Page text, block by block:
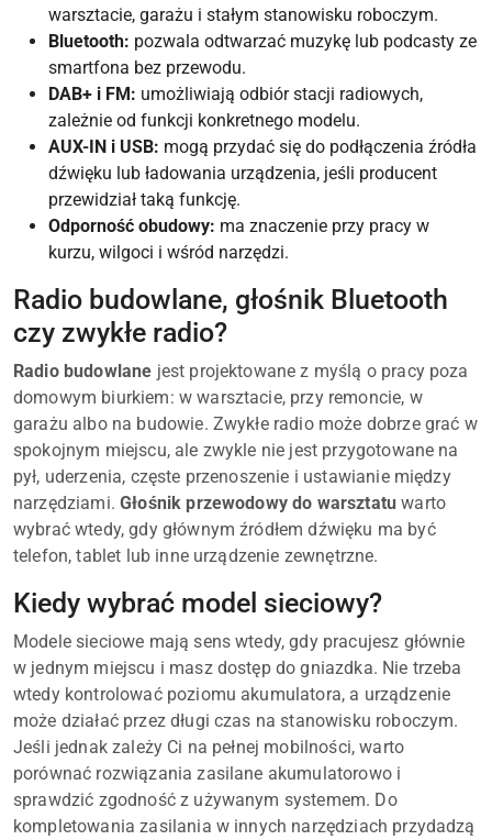
warsztacie, garażu i stałym stanowisku roboczym.
Bluetooth: pozwala odtwarzać muzykę lub podcasty ze
smartfona bez przewodu.
DAB+ i FM: umożliwiają odbiór stacji radiowych,
zależnie od funkcji konkretnego modelu.
AUX-IN i USB: mogą przydać się do podłączenia źródła
dźwięku lub ładowania urządzenia, jeśli producent
przewidział taką funkcję.
Odporność obudowy: ma znaczenie przy pracy w
kurzu, wilgoci i wśród narzędzi.
Radio budowlane, głośnik Bluetooth
czy zwykłe radio?
Radio budowlane jest projektowane z myślą o pracy poza
domowym biurkiem: w warsztacie, przy remoncie, w
garażu albo na budowie. Zwykłe radio może dobrze grać w
spokojnym miejscu, ale zwykle nie jest przygotowane na
pył, uderzenia, częste przenoszenie i ustawianie między
narzędziami.Głośnik przewodowy do warsztatu warto
wybrać wtedy, gdy głównym źródłem dźwięku ma być
telefon, tablet lub inne urządzenie zewnętrzne.
Kiedy wybrać model sieciowy?
Modele sieciowe mają sens wtedy, gdy pracujesz głównie
w jednym miejscu i masz dostęp do gniazdka. Nie trzeba
wtedy kontrolować poziomu akumulatora, a urządzenie
może działać przez długi czas na stanowisku roboczym.
Jeśli jednak zależy Ci na pełnej mobilności, warto
porównać rozwiązania zasilane akumulatorowo i
sprawdzić zgodność z używanym systemem. Do
kompletowania zasilania w innych narzędziach przydadzą